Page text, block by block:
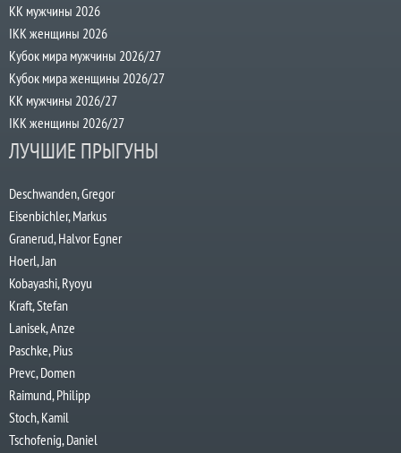
КК мужчины 2026
IKK женщины 2026
Кубок мира мужчины 2026/27
Кубок мира женщины 2026/27
КК мужчины 2026/27
IKK женщины 2026/27
ЛУЧШИЕ ПРЫГУНЫ
Deschwanden, Gregor
Eisenbichler, Markus
Granerud, Halvor Egner
Hoerl, Jan
Kobayashi, Ryoyu
Kraft, Stefan
Lanisek, Anze
Paschke, Pius
Prevc, Domen
Raimund, Philipp
Stoch, Kamil
Tschofenig, Daniel